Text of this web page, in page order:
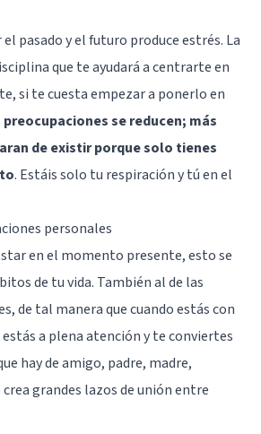
pasado y el futuro produce estrés. La
que te ayudará a centrarte en
si te cuesta empezar a ponerlo en
preocupaciones se reducen; más
de existir porque solo tienes
. Estáis solo tu respiración y tú en el
personales
en el momento presente, esto se
de tu vida. También al de las
de tal manera que cuando estás con
a plena atención y te conviertes
hay de amigo, padre, madre,
grandes lazos de unión entre